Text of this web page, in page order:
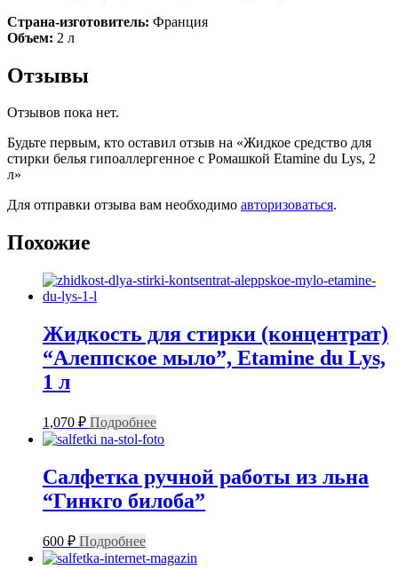
Страна-изготовитель: Франция
Объем: 2 л
Отзывы
Отзывов пока нет.
Будьте первым, кто оставил отзыв на «Жидкое средство для
стирки белья гипоаллергенное с Ромашкой Etamine du Lys, 2
л»
Для отправки отзыва вам необходимо авторизоваться.
Похожие
Жидкость для стирки (концентрат)
“Алеппское мыло”, Etamine du Lys,
1 л
1,070 ₽ Подробнее
Салфетка ручной работы из льна
“Гинкго билоба”
600 ₽ Подробнее